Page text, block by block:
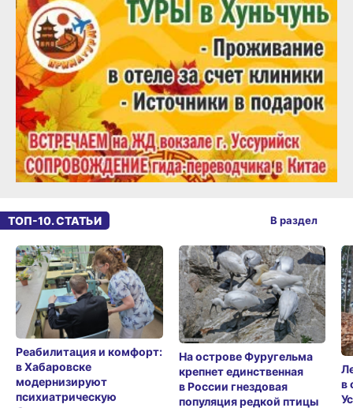
ТОП-10. СТАТЬИ
Реабилитация и комфорт:
в Хабаровске
модернизируют
психиатрическую
На острове Фуругельма
крепнет единственная
в России гнездовая
популяция редкой птицы
в
В раздел